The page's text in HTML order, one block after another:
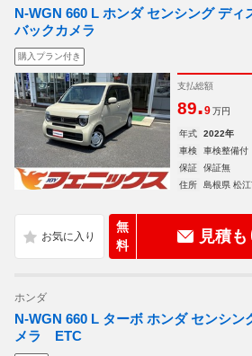
N-WGN 660 L ホンダ センシング デ
バックカメラ
購入プラン付き
支払総額
89.9 万円
年式 2022年
車検
車検整備付
保証
保証無
住所
島根県 松
無
料
見積
ホンダ
N-WGN 660 L ターボ ホンダ センシ
メラ ETC